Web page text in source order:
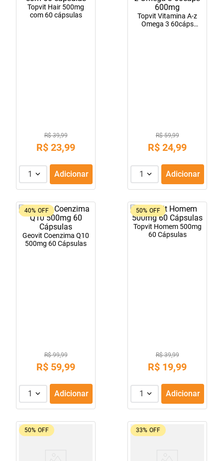
Topvit Hair 500mg
com 60 cápsulas
R$ 39,99
R$ 23,99
1 Adicionar
Topvit Vitamina A-z
Omega 3 60cáps
R$ 59,99
R$ 24,99
1 Adicionar
40% OFF
Geovit Coenzima Q10
500mg 60 Cápsulas
R$ 99,99
R$ 59,99
1 Adicionar
50% OFF
Topvit Homem 500mg
60 Cápsulas
R$ 39,99
R$ 19,99
1 Adicionar
50% OFF 33% OFF
tadalafila